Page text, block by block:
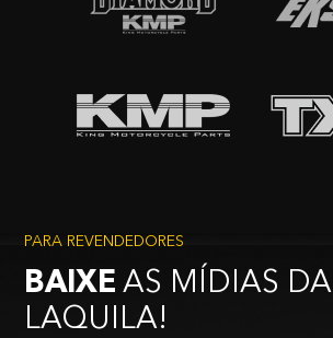
PARA REVENDEDORES
BAIXE AS MÍDIAS DA
LAQUILA!